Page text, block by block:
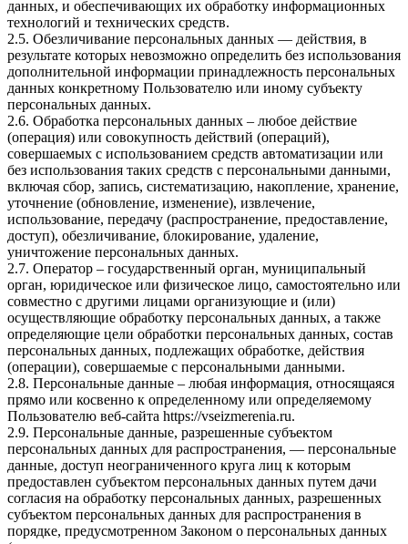
данных, и обеспечивающих их обработку информационных
технологий и технических средств.
2.5. Обезличивание персональных данных — действия, в
результате которых невозможно определить без использования
дополнительной информации принадлежность персональных
данных конкретному Пользователю или иному субъекту
персональных данных.
2.6. Обработка персональных данных – любое действие
(операция) или совокупность действий (операций),
совершаемых с использованием средств автоматизации или
без использования таких средств с персональными данными,
включая сбор, запись, систематизацию, накопление, хранение,
уточнение (обновление, изменение), извлечение,
использование, передачу (распространение, предоставление,
доступ), обезличивание, блокирование, удаление,
уничтожение персональных данных.
2.7. Оператор – государственный орган, муниципальный
орган, юридическое или физическое лицо, самостоятельно или
совместно с другими лицами организующие и (или)
осуществляющие обработку персональных данных, а также
определяющие цели обработки персональных данных, состав
персональных данных, подлежащих обработке, действия
(операции), совершаемые с персональными данными.
2.8. Персональные данные – любая информация, относящаяся
прямо или косвенно к определенному или определяемому
Пользователю веб-сайта https://vseizmerenia.ru.
2.9. Персональные данные, разрешенные субъектом
персональных данных для распространения, — персональные
данные, доступ неограниченного круга лиц к которым
предоставлен субъектом персональных данных путем дачи
согласия на обработку персональных данных, разрешенных
субъектом персональных данных для распространения в
порядке, предусмотренном Законом о персональных данных